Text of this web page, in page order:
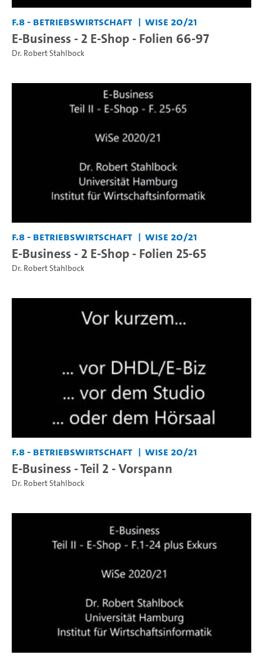
F.8 - Betriebswirtschaft WiSe 20/21
E-Business - 2 E-Shop - Folien 66-97
Dr. Robert Stahlbock
F.8 - Betriebswirtschaft WiSe 20/21
E-Business - 2 E-Shop - Folien 25-65
Dr. Robert Stahlbock
F.8 - Betriebswirtschaft WiSe 20/21
E-Business - Teil 2 - Vorspann
Dr. Robert Stahlbock